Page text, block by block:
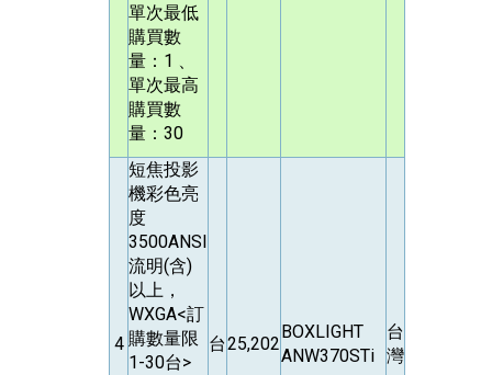
單次最低
購買數
量：1 、
單次最高
購買數
量：30
4
短焦投影
機彩色亮
度
3500ANSI
流明(含)
以上，
WXGA<訂
購數量限
1-30台>
台25,202
BOXLIGHT
ANW370STi
台
灣